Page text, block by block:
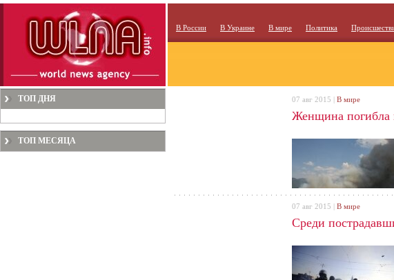
В России В Украине В мире Политика
ТОП ДНЯ
ТОП МЕСЯЦА
Женщина погибла
07 авг 2015 | В мире
Среди
07 авг 2015 | В мире